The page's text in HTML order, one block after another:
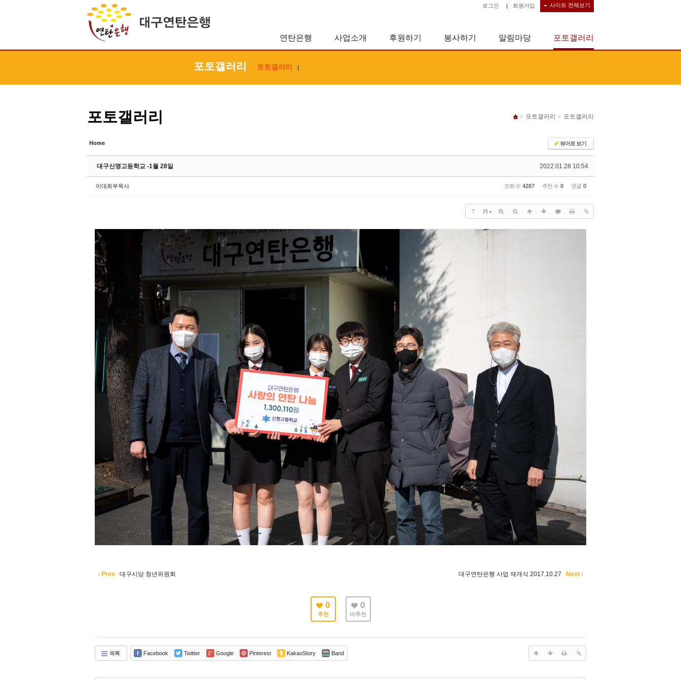
사이트 전체보기
로그인 | 회원가입
연탄은행 사업소개 후원하기 봉사하기 알림마당 포토갤러리
포토갤러리 포토갤러리 |
포토갤러리 포토갤러리 포토갤러리
Home ✔뷰어로 보기
2022.01.28 10:54
대구신명고등학교 -1월 28일
이대희부목사 조회 수 4287 추천 수 0 댓글 0
? 가
Prev 대구시당 청년위원회 대구연탄은행 사업 재개식 2017.10.27 Next
0
추천
0
비추천
목록 Facebook Twitter Google Pinterest KakaoStory Band